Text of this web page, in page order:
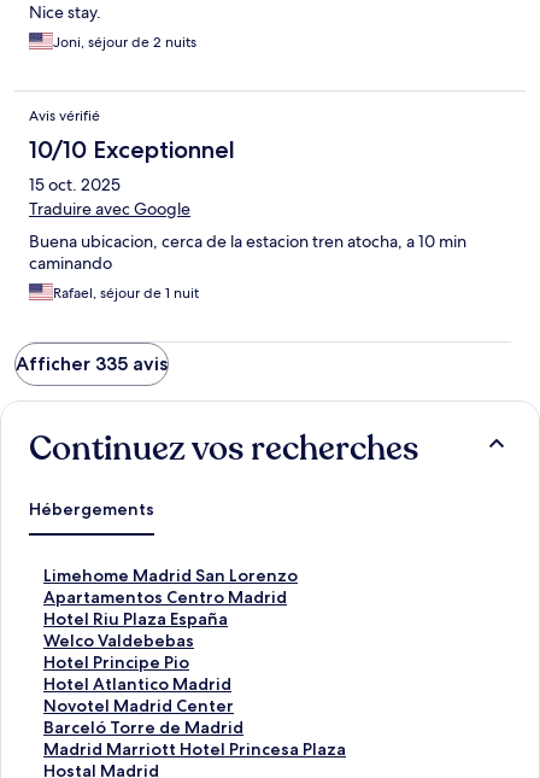
Nice stay.
Joni, séjour de 2 nuits
Avis vérifié
10/10 Exceptionnel
15 oct. 2025
Traduire avec Google
Buena ubicacion, cerca de la estacion tren atocha, a 10 min
caminando
Rafael, séjour de 1 nuit
Afficher 335 avis
Continuez vos recherches
Hébergements
Limehome Madrid San Lorenzo
L
i
e
n
o
u
v
r
a
n
Apartamentos Centro Madrid
L
i
e
n
o
u
v
r
a
Hotel Riu Plaza España
L
i
e
n
o
u
v
r
Welco Valdebebas
L
i
e
n
o
u
v
Hotel Principe Pio
L
i
e
n
o
u
Hotel Atlantico Madrid
L
i
e
n
o
Novotel Madrid Center
L
i
e
n
Barceló Torre de Madrid
L
i
e
Madrid Marriott Hotel Princesa Plaza
L
iHostal Madrid
L